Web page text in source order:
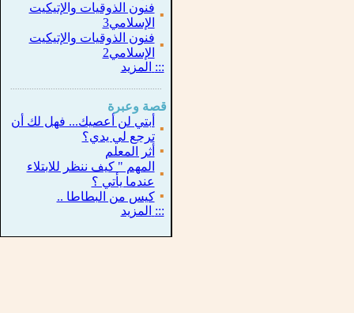
▪
فنون الذوقيات والإتيكيت
الإسلامي3
▪
فنون الذوقيات والإتيكيت
الإسلامي2
::: المزيد
قصة وعبرة
▪
أبتي لن أعصيك... فهل لك أن
ترجع لي يدي؟
▪ أثر المعلم
▪
المهم " كيف ننظر للابتلاء
عندما يأتي ؟
▪ كيس من البطاطا ..
::: المزيد